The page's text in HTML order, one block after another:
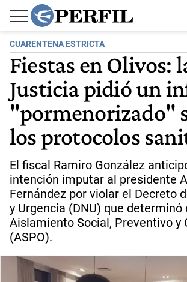
CUARENTENA ESTRICTA
Fiestas en Olivos:
Justicia pidió un
"pormenorizado"
los protocolos
El fiscal Ramiro González
intención imputar al presidente
Fernández por violar el Decreto
y Urgencia (DNU) que determinó
Aislamiento Social, Preventivo y
(ASPO).